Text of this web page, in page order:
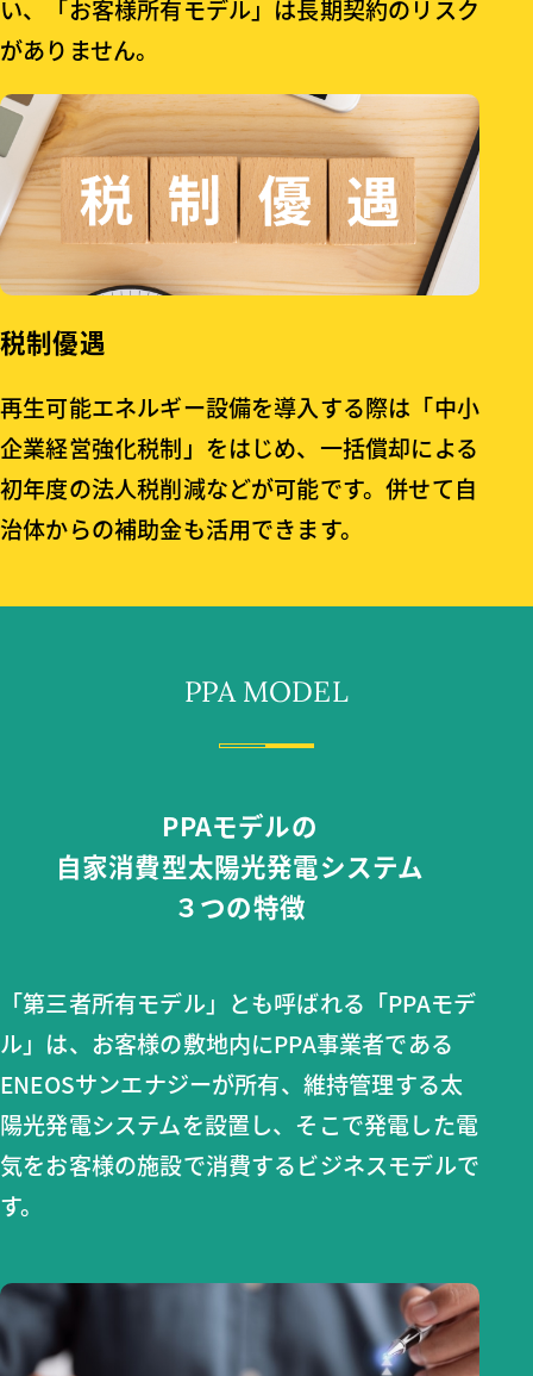
い、「お客様所有モデル」は長期契約のリスク
がありません。
税制優遇
再生可能エネルギー設備を導入する際は「中小
企業経営強化税制」をはじめ、一括償却による
初年度の法人税削減などが可能です。併せて自
治体からの補助金も活用できます。
PPA MODEL
PPAモデルの
自家消費型太陽光発電システム
３つの特徴
「第三者所有モデル」とも呼ばれる「PPAモデ
ル」は、お客様の敷地内にPPA事業者である
ENEOSサンエナジーが所有、 維持管理する太
陽光発電システムを設置し、そこで発電した電
気をお客様の施設で消費するビジネスモデルで
す。